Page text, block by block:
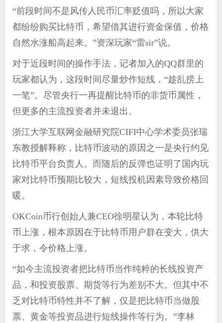
“前段时间不是风传人民币汇率贬值吗，所以大家
都纷纷购买比特币，希望借其进行资金保值，价格
自然水涨船高起来。”资深玩家“雷sir”说。
对于近段时间的操作手法，记者加入的QQ群里的
玩家都认为，这段时间尽量炒作短线，“趁乱捞上
一笔”。尽管央行一再提醒比特币的非货币属性，
但更多的主流投资者并未退出。
浙江大学互联网金融研究院CIFI中心学术委员张瑞
东教授解释称，比特币波动的原因之一是央行约见
比特币平台负责人。而随后的反弹也证明了国内玩
家对比特币预期比较大，短线投机因素导致价格回
暖。
OKCoin币行创始人兼CEO徐明星认为，本轮比特
币上涨，根本原因在于比特币用户群在变大，供大
于求，令价格上涨。
“如今主流投资者把比特币当作纯粹的长线投资产
品，和投资股票、期货等行为差别不大。但其中不
乏对比特币特性并不了解，仅是把比特币当做股
票、黄金等投资品进行短线操作等行为。”李林